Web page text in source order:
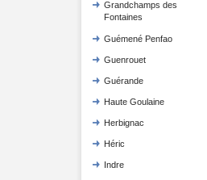
Grandchamps des
Fontaines
Guémené Penfao
Guenrouet
Guérande
Haute Goulaine
Herbignac
Héric
Indre